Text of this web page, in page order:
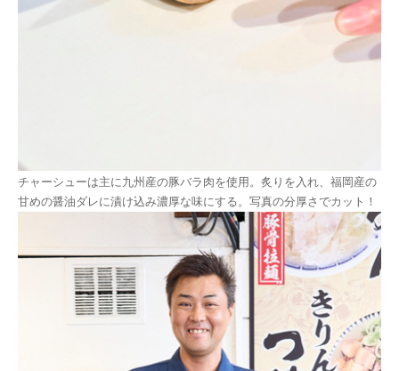
チャーシューは主に九州産の豚バラ肉を使用。炙りを入れ、福岡産の
甘めの醤油ダレに漬け込み濃厚な味にする。写真の分厚さでカット！